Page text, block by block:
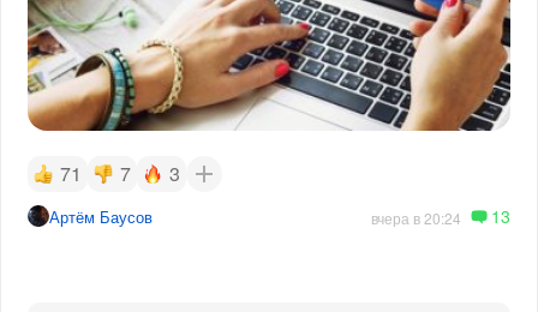
71 7 3
Артём Баусов вчера в 20:24 13